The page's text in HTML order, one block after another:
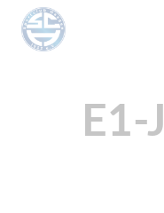
E1-